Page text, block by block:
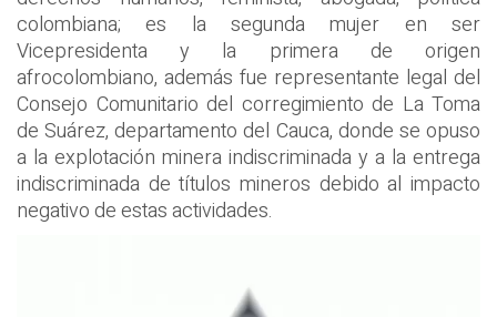
colombiana; es la segunda mujer en ser
Vicepresidenta y la primera de origen
afrocolombiano, además fue representante legal del
Consejo Comunitario del corregimiento de La Toma
de Suárez, departamento del Cauca, donde se opuso
a la explotación minera indiscriminada y a la entrega
indiscriminada de títulos mineros debido al impacto
negativo de estas actividades.